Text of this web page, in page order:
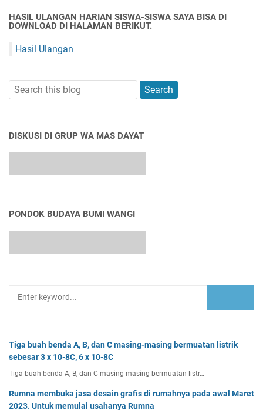
HASIL ULANGAN HARIAN SISWA-SISWA SAYA BISA DI
DOWNLOAD DI HALAMAN BERIKUT.
Hasil Ulangan
DISKUSI DI GRUP WA MAS DAYAT
PONDOK BUDAYA BUMI WANGI
Tiga buah benda A, B, dan C masing-masing bermuatan listrik
sebesar 3 x 10-8C, 6 x 10-8C
Tiga buah benda A, B, dan C masing-masing bermuatan listr…
Rumna membuka jasa desain grafis di rumahnya pada awal Maret
2023. Untuk memulai usahanya Rumna